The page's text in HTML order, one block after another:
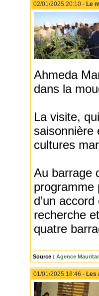
02/01/2025 20:10 - Le
Ahmeda
dans la
La visite,
saisonnière
cultures
Au barrage
programme
d’un
recherche
quatre
Source : Agence
01/01/2025 18:46 - Les